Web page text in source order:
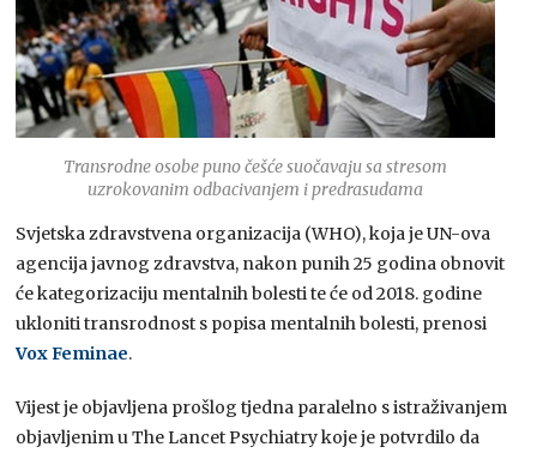
Transrodne osobe puno češće suočavaju sa stresom
uzrokovanim odbacivanjem i predrasudama
Svjetska zdravstvena organizacija (WHO), koja je UN-ova
agencija javnog zdravstva, nakon punih 25 godina obnovit
će kategorizaciju mentalnih bolesti te će od 2018. godine
ukloniti transrodnost s popisa mentalnih bolesti, prenosi
Vox Feminae.
Vijest je objavljena prošlog tjedna paralelno s istraživanjem
objavljenim u The Lancet Psychiatry koje je potvrdilo da